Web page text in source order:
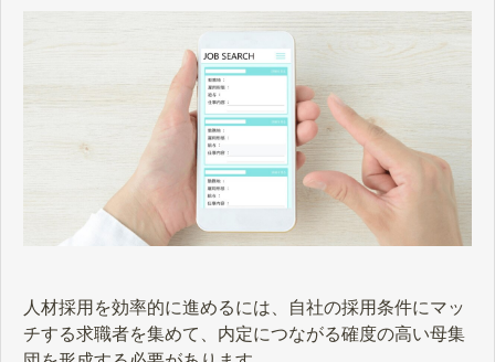
人材採用を効率的に進めるには、自社の採用条件にマッ
チする求職者を集めて、内定につながる確度の高い母集